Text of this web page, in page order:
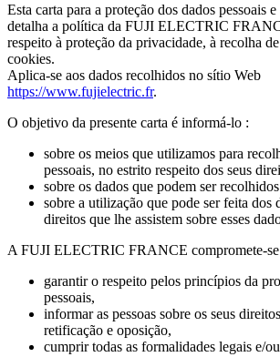
Esta carta para a proteção dos dados pessoais
detalha a política da FUJI ELECTRIC
respeito à proteção da privacidade, à recolha
cookies.
Aplica-se aos dados recolhidos no sítio Web
https://www.fujielectric.fr.
O objetivo da presente carta é informá-lo :
sobre os meios que utilizamos para
pessoais, no estrito respeito dos seus
sobre os dados que podem ser
sobre a utilização que pode ser feita dos
direitos que lhe assistem sobre esses
A FUJI ELECTRIC FRANCE compromete-se
garantir o respeito pelos princípios da
pessoais,
informar as pessoas sobre os seus
retificação e oposição,
cumprir todas as formalidades legais e/